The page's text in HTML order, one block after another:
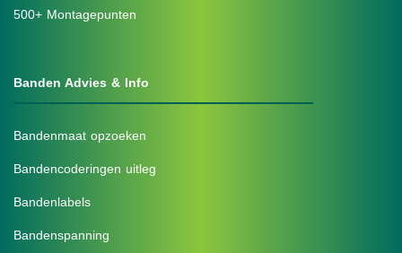
500+ Montagepunten
Banden Advies & Info
Bandenmaat opzoeken
Bandencoderingen uitleg
Bandenlabels
Bandenspanning